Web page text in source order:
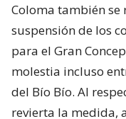
Coloma también
suspensión de los
para el Gran
molestia incluso
del Bío Bío. Al
revierta la medida,